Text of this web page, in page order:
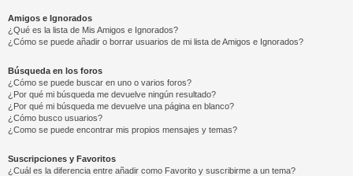
Amigos e Ignorados
¿Qué es la lista de Mis Amigos e Ignorados?
¿Cómo se puede añadir o borrar usuarios de mi lista de Amigos e Ignorados?
Búsqueda en los foros
¿Cómo se puede buscar en uno o varios foros?
¿Por qué mi búsqueda me devuelve ningún resultado?
¿Por qué mi búsqueda me devuelve una página en blanco?
¿Cómo busco usuarios?
¿Como se puede encontrar mis propios mensajes y temas?
Suscripciones y Favoritos
¿Cuál es la diferencia entre añadir como Favorito y suscribirme a un tema?